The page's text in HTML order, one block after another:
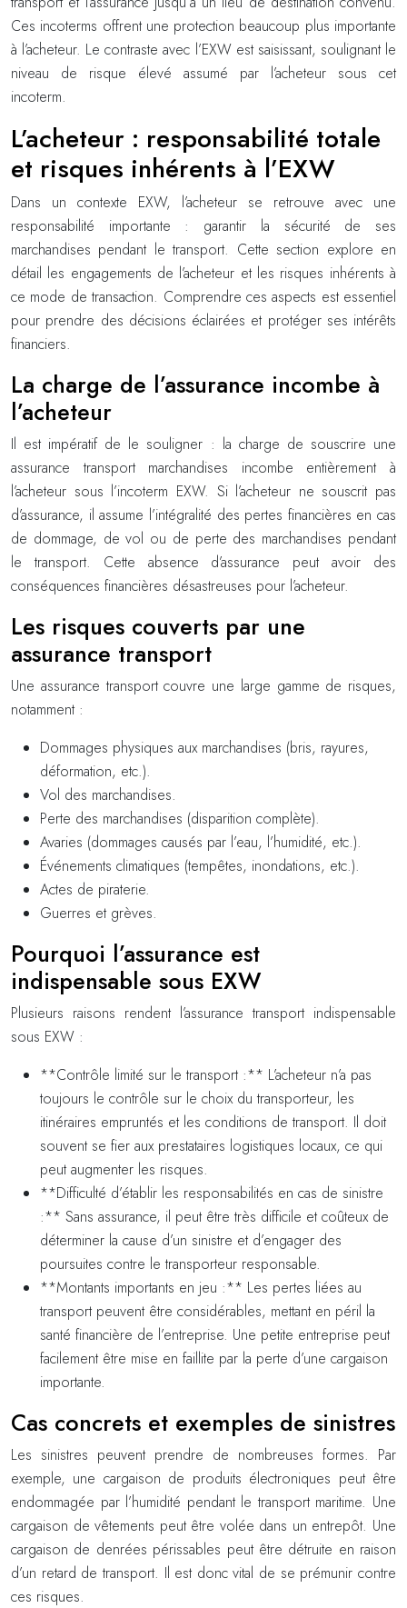
Ces incoterms offrent une protection beaucoup plus importante
à l’acheteur. Le contraste avec l’EXW est saisissant, soulignant le
niveau de risque élevé assumé par l’acheteur sous cet
incoterm.
L’acheteur : responsabilité totale
et risques inhérents à l’EXW
Dans un contexte EXW, l’acheteur se retrouve avec une
responsabilité importante : garantir la sécurité de ses
marchandises pendant le transport. Cette section explore en
détail les engagements de l’acheteur et les risques inhérents à
ce mode de transaction. Comprendre ces aspects est essentiel
pour prendre des décisions éclairées et protéger ses intérêts
financiers.
La charge de l’assurance incombe à
l’acheteur
Il est impératif de le souligner : la charge de souscrire une
assurance transport marchandises incombe entièrement à
l’acheteur sous l’incoterm EXW. Si l’acheteur ne souscrit pas
d’assurance, il assume l’intégralité des pertes financières en cas
de dommage, de vol ou de perte des marchandises pendant
le transport. Cette absence d’assurance peut avoir des
conséquences financières désastreuses pour l’acheteur.
Les risques couverts par une
assurance transport
Une assurance transport couvre une large gamme de risques,
notamment :
Dommages physiques aux marchandises (bris, rayures,
déformation, etc.).
Vol des marchandises.
Perte des marchandises (disparition complète).
Avaries (dommages causés par l’eau, l’humidité, etc.).
Événements climatiques (tempêtes, inondations, etc.).
Actes de piraterie.
Guerres et grèves.
Pourquoi l’assurance est
indispensable sous EXW
Plusieurs raisons rendent l’assurance transport indispensable
sous EXW :
**Contrôle limité sur le transport :** L’acheteur n’a pas
toujours le contrôle sur le choix du transporteur, les
itinéraires empruntés et les conditions de transport. Il doit
souvent se fier aux prestataires logistiques locaux, ce qui
peut augmenter les risques.
**Difficulté d’établir les responsabilités en cas de sinistre
:** Sans assurance, il peut être très difficile et coûteux de
déterminer la cause d’un sinistre et d’engager des
poursuites contre le transporteur responsable.
**Montants importants en jeu :** Les pertes liées au
transport peuvent être considérables, mettant en péril la
santé financière de l’entreprise. Une petite entreprise peut
facilement être mise en faillite par la perte d’une cargaison
importante.
Cas concrets et exemples de sinistres
Les sinistres peuvent prendre de nombreuses formes. Par
exemple, une cargaison de produits électroniques peut être
endommagée par l’humidité pendant le transport maritime. Une
cargaison de vêtements peut être volée dans un entrepôt. Une
cargaison de denrées périssables peut être détruite en raison
d’un retard de transport. Il est donc vital de se prémunir contre
ces risques.